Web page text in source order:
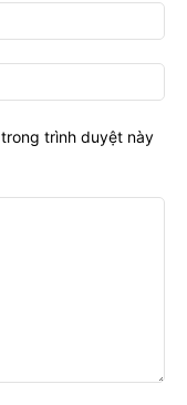
trình duyệt này